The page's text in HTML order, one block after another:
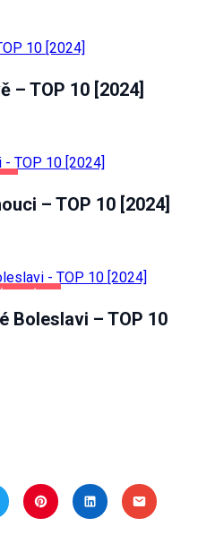
– TOP 10 [2024]
– TOP 10 [2024]
Boleslavi – TOP 10